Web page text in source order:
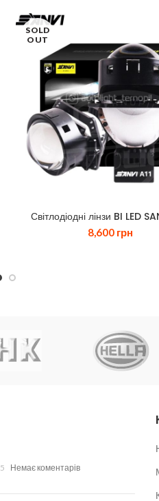
SOLD
OUT
Світлодіодні лінзи BI LED
8,600 грн
Немає коментарів